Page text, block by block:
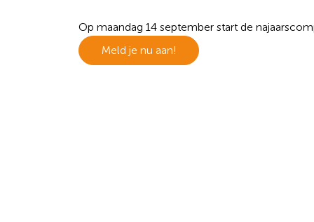
Op maandag 14 september start de
Meld je nu aan!